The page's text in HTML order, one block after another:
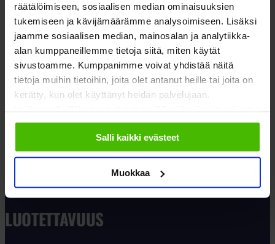
räätälöimiseen, sosiaalisen median ominaisuuksien
tukemiseen ja kävijämäärämme analysoimiseen. Lisäksi
jaamme sosiaalisen median, mainosalan ja analytiikka-
alan kumppaneillemme tietoja siitä, miten käytät
sivustoamme. Kumppanimme voivat yhdistää näitä
tietoja muihin tietoihin, joita olet antanut heille tai joita on
kerätty, kun olet käyttänyt heidän palvelujaan.
sallimiisi evästeisiin.
Salli kaikki evästeet
Muokkaa
HELPPOUS
Ulkoistaminen tarjoaa helppoutta kustannussäästöjen,
erikoisosaamisen ja joustavuuden avulla. Sinä voit
keskittyä ydinosaamiseesi ja jättää loput meille.
Ennustettavuus auttaa sinua tekemään tietoisia päätöksiä
ja vähentämään epävarmuutta. Kilpailukykysi
varmistamisesta helpottuu, kun resurssien kohdistaminen
ja riskien minimointi helpottuu.
LUOTETTAVUUS